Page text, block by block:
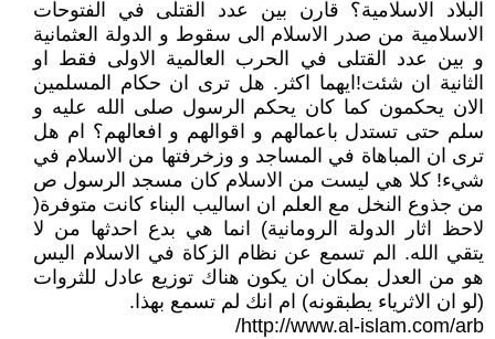
البلاد الاسلامية؟ قارن بين عدد القتلى في الفتوحات
الاسلامية من صدر الاسلام الى سقوط و الدولة العثمانية
و بين عدد القتلى في الحرب العالمية الاولى فقط او
الثانية ان شئت!ايهما اكثر. هل ترى ان حكام المسلمين
الان يحكمون كما كان يحكم الرسول صلى الله عليه و
سلم حتى تستدل باعمالهم و اقوالهم و افعالهم؟ ام هل
ترى ان المباهاة في المساجد و وزخرفتها من الاسلام في
شيء! كلا هي ليست من الاسلام كان مسجد الرسول ص
من جذوع النخل مع العلم ان اساليب البناء كانت متوفرة(
لاحظ اثار الدولة الرومانية) انما هي بدع احدثها من لا
يتقي الله. الم تسمع عن نظام الزكاة في الاسلام اليس
هو من العدل بمكان ان يكون هناك توزيع عادل للثروات
(لو ان الاثرياء يطبقونه) ام انك لم تسمع بهذا.
http://www.al-islam.com/arb/